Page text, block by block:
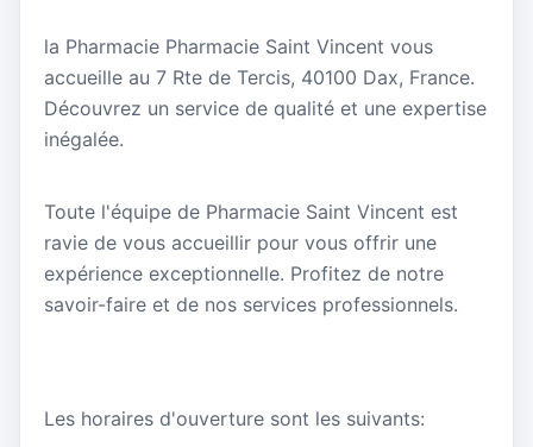
la Pharmacie Pharmacie Saint Vincent vous
accueille au 7 Rte de Tercis, 40100 Dax, France.
Découvrez un service de qualité et une expertise
inégalée.
Toute l'équipe de Pharmacie Saint Vincent est
ravie de vous accueillir pour vous offrir une
expérience exceptionnelle. Profitez de notre
savoir-faire et de nos services professionnels.
Les horaires d'ouverture sont les suivants: